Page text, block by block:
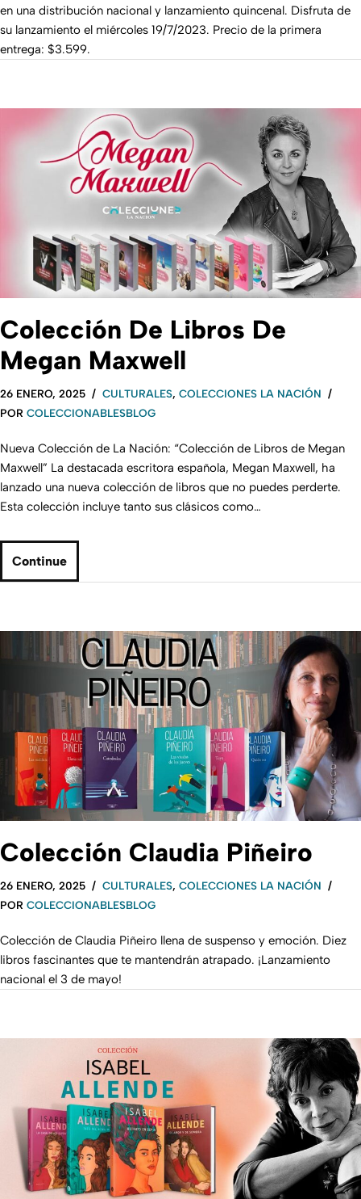
en una distribución nacional y lanzamiento quincenal. Disfruta de
su lanzamiento el miércoles 19/7/2023. Precio de la primera
entrega: $3.599.
Colección De Libros De
Megan Maxwell
26 ENERO, 2025 CULTURALES, COLECCIONES LA NACIÓN
POR COLECCIONABLESBLOG
Nueva Colección de La Nación: “Colección de Libros de Megan
Maxwell” La destacada escritora española, Megan Maxwell, ha
lanzado una nueva colección de libros que no puedes perderte.
Esta colección incluye tanto sus clásicos como…
Continue
Colección Claudia Piñeiro
26 ENERO, 2025 CULTURALES, COLECCIONES LA NACIÓN
POR COLECCIONABLESBLOG
Colección de Claudia Piñeiro llena de suspenso y emoción. Diez
libros fascinantes que te mantendrán atrapado. ¡Lanzamiento
nacional el 3 de mayo!